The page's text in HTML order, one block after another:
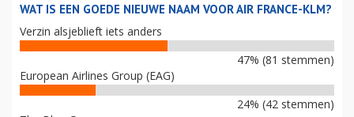
WAT IS EEN GOEDE NIEUWE NAAM VOOR AIR FRANCE-KLM?
Verzin alsjeblieft iets anders
47% (81 stemmen)
European Airlines Group (EAG)
24% (42 stemmen)